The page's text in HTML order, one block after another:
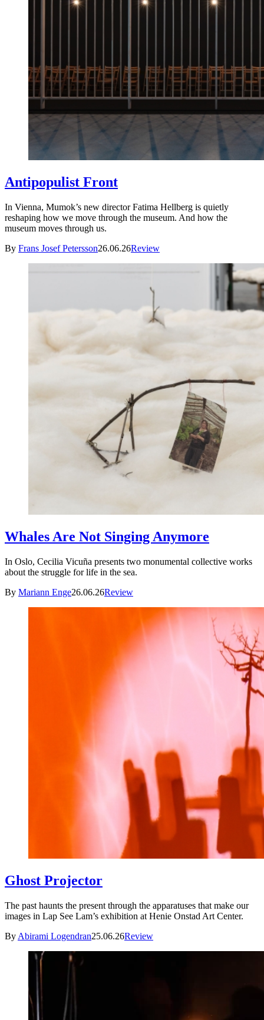
Antipopulist Front
In Vienna, Mumok’s new director Fatima Hellberg is quietly
reshaping how we move through the museum. And how the
museum moves through us.
By Frans Josef Petersson26.06.26Review
Whales Are Not Singing Anymore
In Oslo, Cecilia Vicuña presents two monumental collective works
about the struggle for life in the sea.
By Mariann Enge26.06.26Review
Ghost Projector
The past haunts the present through the apparatuses that make our
images in Lap See Lam’s exhibition at Henie Onstad Art Center.
By Abirami Logendran25.06.26Review